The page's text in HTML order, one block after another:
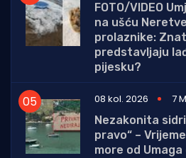
FOTO/VIDEO
na ušću
prolaznike:
predstavljaju
pijesku?
08 kol. 2026
7
Nezakonita
pravo“ –
more od